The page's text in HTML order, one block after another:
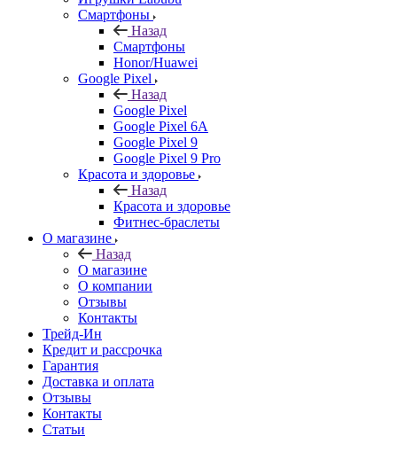
Смартфоны
Назад
Смартфоны
Honor/Huawei
Google Pixel
Назад
Google Pixel
Google Pixel 6A
Google Pixel 9
Google Pixel 9 Pro
Красота и здоровье
Назад
Красота и здоровье
Фитнес-браслеты
О магазине
Назад
О магазине
О компании
Отзывы
Контакты
Трейд-Ин
Кредит и рассрочка
Гарантия
Доставка и оплата
Отзывы
Контакты
Статьи